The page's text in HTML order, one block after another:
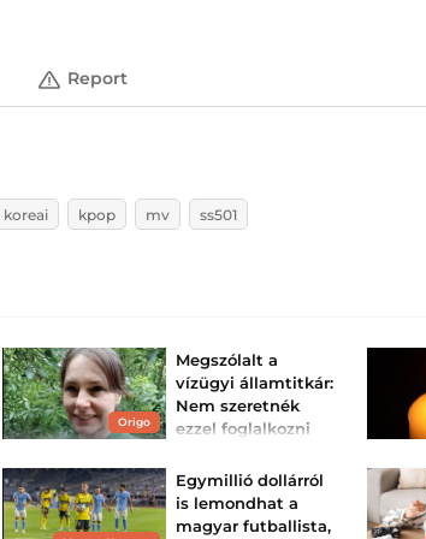
Report
koreai kpop mv ss501
Origo
Megszólalt a
vízügyi államtitkár:
Nem szeretnék
ezzel foglalkozni
szabadságáról szóló
értesülések miatt.
Egymillió dollárról
is lemondhat a
magyar futballista,